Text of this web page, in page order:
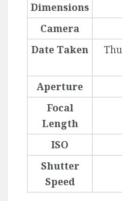
Dimensions
Camera
Date Taken
Aperture
Focal
Length
ISO
Shutter
Speed